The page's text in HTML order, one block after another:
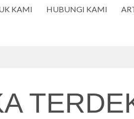
KAMI HUBUNGI KAMI